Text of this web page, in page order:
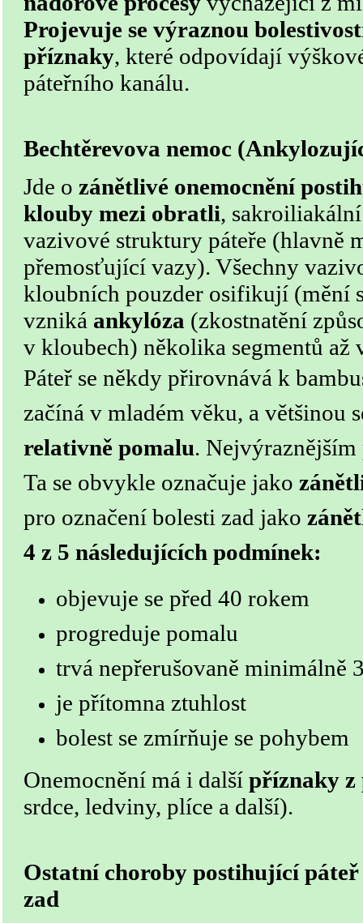
Projevuje se výraznou
příznaky, které odpovídají
páteřního kanálu.
Bechtěrevova nemoc
Jde o zánětlivé onemocnění
klouby mezi obratli,
vazivové struktury páteře (hlavně
přemosťující vazy). Všechny
kloubních pouzder osifikují (mění
vzniká ankylóza (zkostnatění
v kloubech) několika segmentů až
Páteř se někdy přirovnává k
začíná v mladém věku, a většinou
relativně pomalu. Nejvýraznějším
Ta se obvykle označuje jako
pro označení bolesti zad jako
4 z 5 následujících podmínek:
objevuje se před 40 rokem
progreduje pomalu
trvá nepřerušovaně minimálně
je přítomna ztuhlost
bolest se zmírňuje se pohybem
Onemocnění má i další příznaky z
srdce, ledviny, plíce a další).
Ostatní choroby postihující
zad